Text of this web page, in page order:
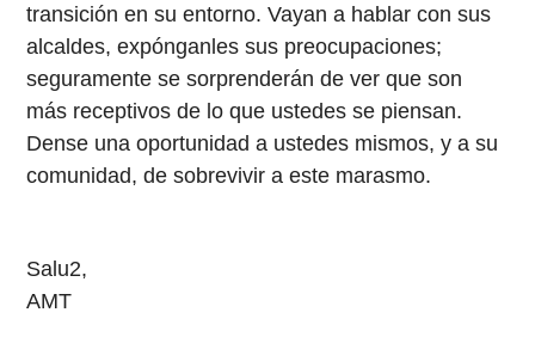
transición en su entorno. Vayan a hablar con sus
alcaldes, expónganles sus preocupaciones;
seguramente se sorprenderán de ver que son
más receptivos de lo que ustedes se piensan.
Dense una oportunidad a ustedes mismos, y a su
comunidad, de sobrevivir a este marasmo.
Salu2,
AMT